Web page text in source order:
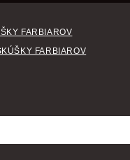
FARBIAROV
FARBIAROV